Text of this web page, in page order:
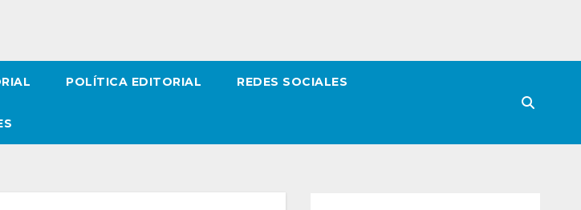
POLÍTICA EDITORIAL REDES SOCIALES